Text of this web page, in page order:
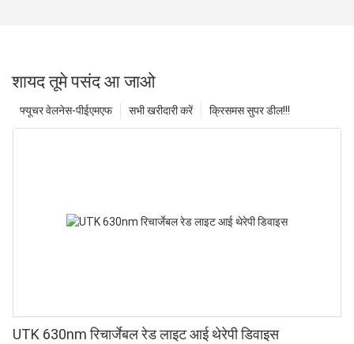
शायद तूमे पसंद आ जाओ
क्रिसमस सुपर डील!!!
सभी खरीदारी करें
फ्यूचर वेलनेस-पीईएमएफ
UTK 630nm रिचार्जेबल रेड लाइट आई थेरेपी डिवाइस